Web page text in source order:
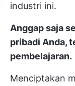
industri ini.
Anggap saja
pribadi Anda,
pembelajaran.
Menciptakan